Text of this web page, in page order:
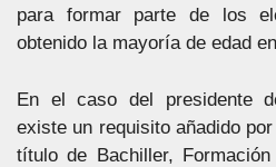
para formar parte de los
obtenido la mayoría de edad
En el caso del presidente
existe un requisito añadido
título de Bachiller,